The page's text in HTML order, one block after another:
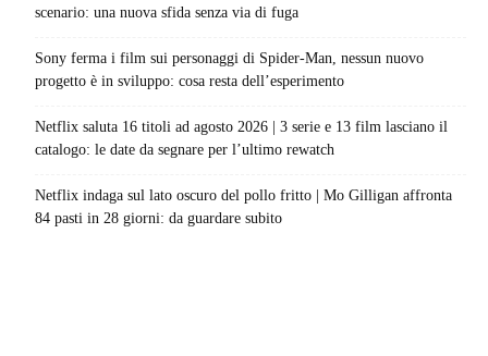
scenario: una nuova sfida senza via di fuga
Sony ferma i film sui personaggi di Spider-Man, nessun nuovo
progetto è in sviluppo: cosa resta dell’esperimento
Netflix saluta 16 titoli ad agosto 2026 | 3 serie e 13 film lasciano il
catalogo: le date da segnare per l’ultimo rewatch
Netflix indaga sul lato oscuro del pollo fritto | Mo Gilligan affronta
84 pasti in 28 giorni: da guardare subito